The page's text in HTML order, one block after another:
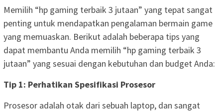
Memilih “hp gaming terbaik 3 jutaan” yang tepat sangat
penting untuk mendapatkan pengalaman bermain game
yang memuaskan. Berikut adalah beberapa tips yang
dapat membantu Anda memilih “hp gaming terbaik 3
jutaan” yang sesuai dengan kebutuhan dan budget Anda:
Tip 1: Perhatikan Spesifikasi Prosesor
Prosesor adalah otak dari sebuah laptop, dan sangat